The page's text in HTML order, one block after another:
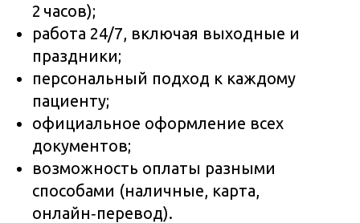
2 часов);
работа 24/7, включая выходные и
праздники;
персональный подход к каждому
пациенту;
официальное оформление всех
документов;
возможность оплаты разными
способами (наличные, карта,
онлайн‑перевод).